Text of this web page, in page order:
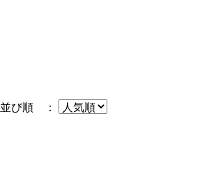
並び順 ：